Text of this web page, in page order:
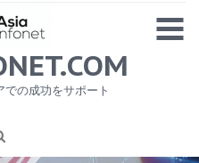
1
での成功をサポート